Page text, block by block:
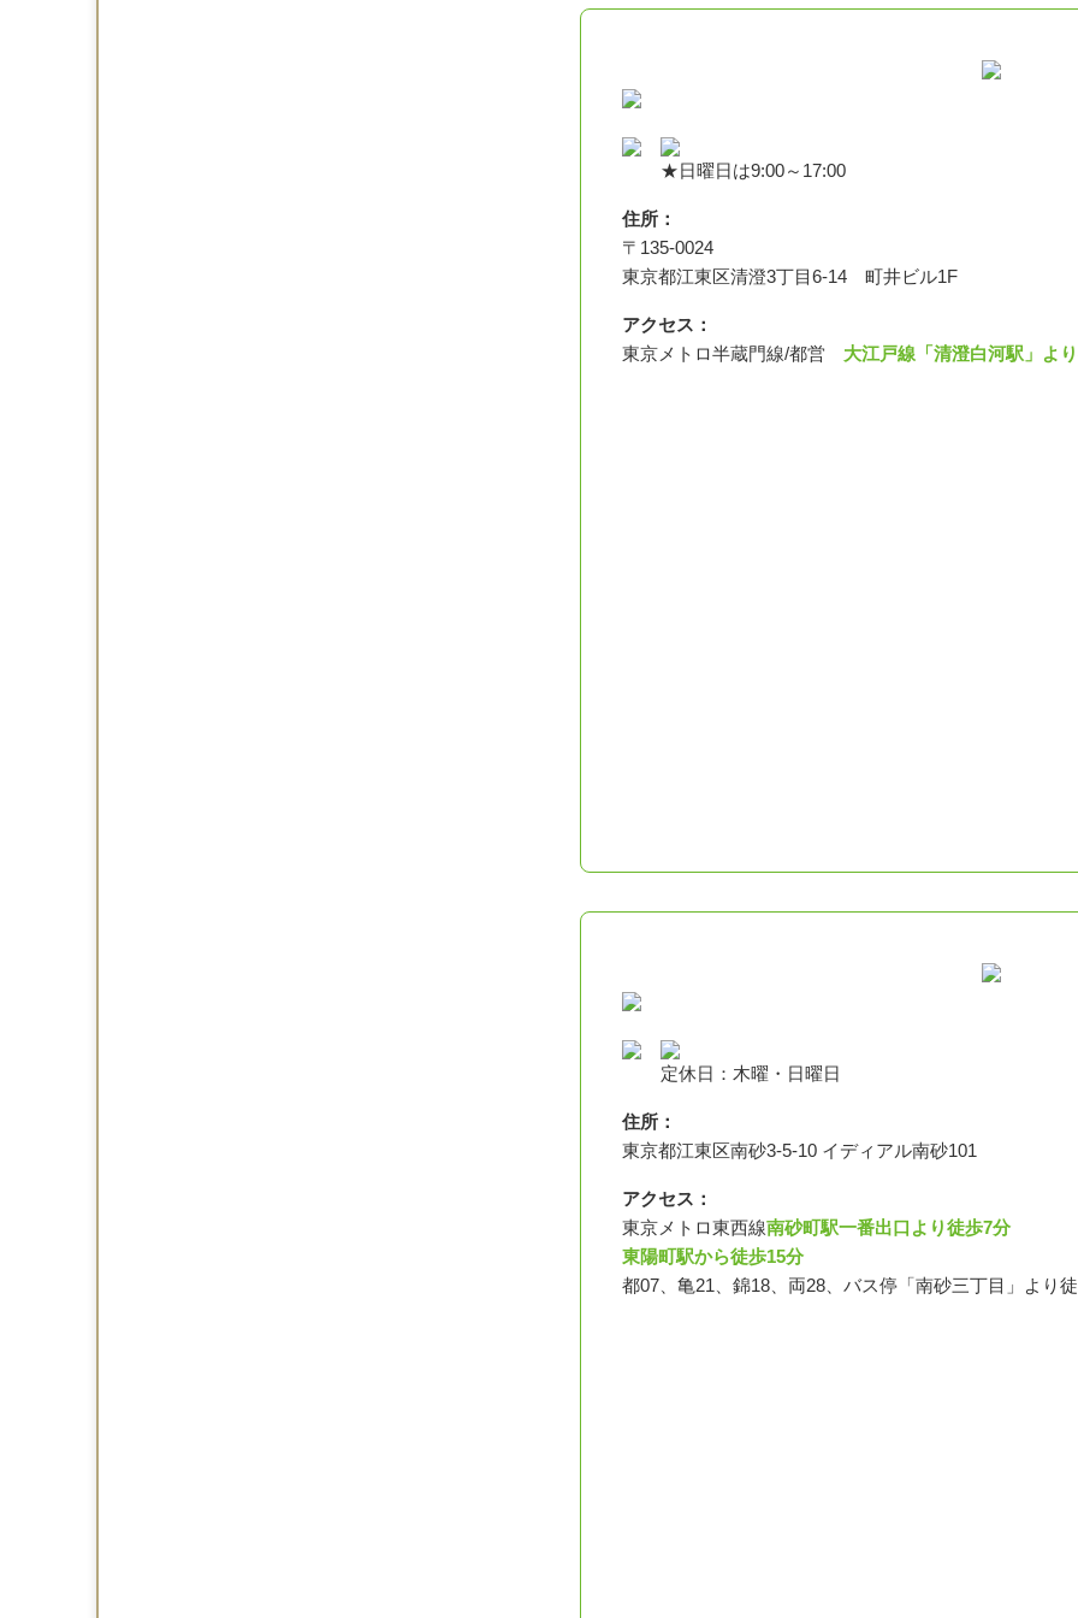
★日曜日は9:00～17:00
住所：
〒135-0024
東京都江東区清澄3丁目6-14 町井ビル1F
アクセス：
東京メトロ半蔵門線/都営 大江戸線「清澄白河駅」よ
定休日：木曜・日曜日
住所：
東京都江東区南砂3-5-10 イディアル南砂101
アクセス：
東京メトロ東西線南砂町駅一番出口より徒歩7分
東陽町駅から徒歩15分
都07、亀21、錦18、両28、バス停「南砂三丁目」より